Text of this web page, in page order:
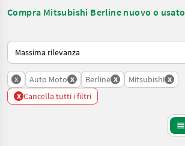
Compra Mitsubishi Berline nuovo o usato
Ecco come viene ordinato su Landwirt.com
x Auto Moto x Berline x Mitsubishi x
x Cancella tutti i filtri